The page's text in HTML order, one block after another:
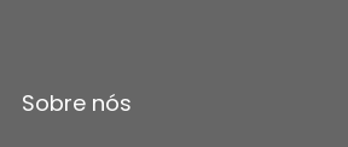
Sobre nós